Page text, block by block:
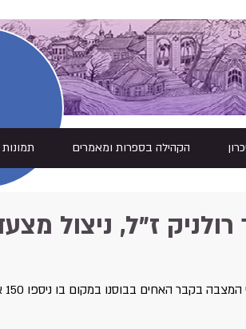
הקהילה בספרות ומאמרים תמונות
רולניק ז"ל, ניצול